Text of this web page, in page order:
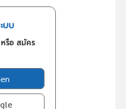
บบ
รือ สมัคร